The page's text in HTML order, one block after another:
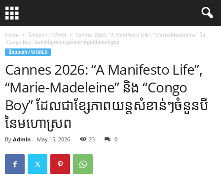
Home ពិភពលោក / World
Cannes 2026: “A Manifesto Life”, “Marie-Madeleine” និង
“Congo Boy” ដែលជាខ្សែភាពយន្តសំខាន់ៗចំនួនបីនៃមហោស្រព
ពិភពលោក / WORLD
Cannes 2026: “A Manifesto Life”,
“Marie-Madeleine” និង “Congo
Boy” ដែលជាខ្សែភាពយន្តសំខាន់ៗចំនួនបី
នៃមហោស្រព
By Admin - May 15, 2026 23 0